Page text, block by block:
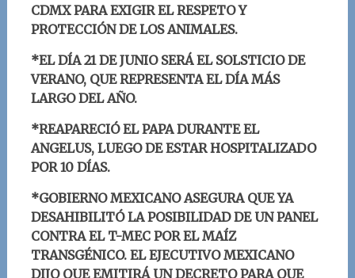
CDMX PARA EXIGIR EL RESPETO Y
PROTECCIÓN DE LOS ANIMALES.
*EL DÍA 21 DE JUNIO SERÁ EL SOLSTICIO DE
VERANO, QUE REPRESENTA EL DÍA MÁS
LARGO DEL AÑO.
*REAPARECIÓ EL PAPA DURANTE EL
ANGELUS, LUEGO DE ESTAR HOSPITALIZADO
POR 10 DÍAS.
*GOBIERNO MEXICANO ASEGURA QUE YA
DESAHIBILITÓ LA POSIBILIDAD DE UN PANEL
CONTRA EL T-MEC POR EL MAÍZ
TRANSGÉNICO. EL EJECUTIVO MEXICANO
DIJO QUE EMITIRÁ UN DECRETO PARA QUE